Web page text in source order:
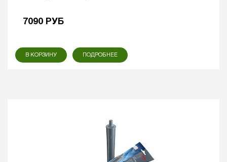
7090 РУБ
В КОРЗИНУ ПОДРОБНЕЕ